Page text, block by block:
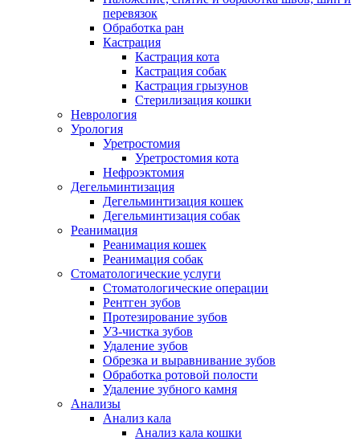
перевязок
Обработка ран
Кастрация
Кастрация кота
Кастрация собак
Кастрация грызунов
Стерилизация кошки
Неврология
Урология
Уретростомия
Уретростомия кота
Нефроэктомия
Дегельминтизация
Дегельминтизация кошек
Дегельминтизация собак
Реанимация
Реанимация кошек
Реанимация собак
Стоматологические услуги
Стоматологические операции
Рентген зубов
Протезирование зубов
УЗ-чистка зубов
Удаление зубов
Обрезка и выравнивание зубов
Обработка ротовой полости
Удаление зубного камня
Анализы
Анализ кала
Анализ кала кошки